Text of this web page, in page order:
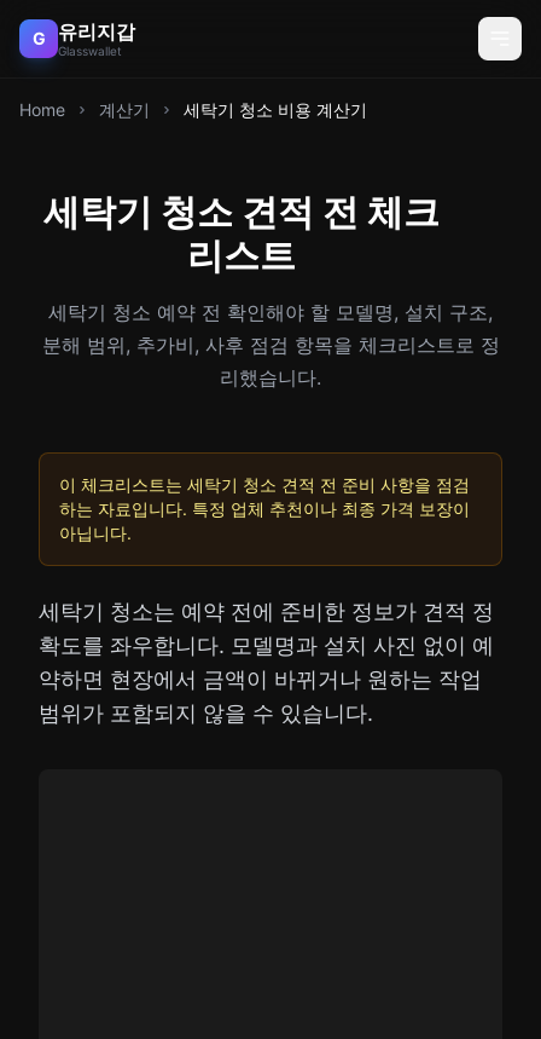
G 유리지갑
Glasswallet
Home 계산기 세탁기 청소 비용 계산기
세탁기 청소 견적 전 체크
리스트
세탁기 청소 예약 전 확인해야 할 모델명, 설치 구조,
분해 범위, 추가비, 사후 점검 항목을 체크리스트로 정
리했습니다.
이 체크리스트는 세탁기 청소 견적 전 준비 사항을 점검
하는 자료입니다. 특정 업체 추천이나 최종 가격 보장이
아닙니다.
세탁기 청소는 예약 전에 준비한 정보가 견적 정
확도를 좌우합니다. 모델명과 설치 사진 없이 예
약하면 현장에서 금액이 바뀌거나 원하는 작업
범위가 포함되지 않을 수 있습니다.